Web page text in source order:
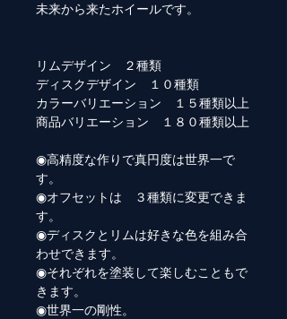
未来から来たホイールです。
リムデザイン ２種類
ディスクデザイン １０種類
カラーバリエーション １５種類以上
商品バリエーション １８０種類以上
◉高精度な作りで真円度は世界一で
す。
◉オフセットは ３種類に変更できま
す。
◉ディスクとリムは好きな色を組み合
わせできます。
◉それぞれを塗装して楽しむこともで
きます。
◉世界一の剛性。